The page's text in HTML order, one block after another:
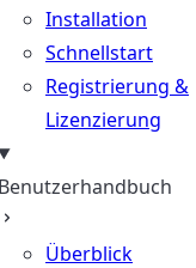
Installation
Schnellstart
Registrierung &
Lizenzierung
Benutzerhandbuch
Überblick